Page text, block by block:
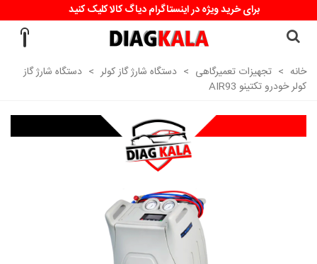
برای خرید ویژه در اینستاگرام دیاگ کالا کلیک کنید
خانه > تجهیزات تعمیرگاهی > دستگاه شارژ گاز کولر > دستگاه شارژ گاز
کولر خودرو تکتینو AIR93